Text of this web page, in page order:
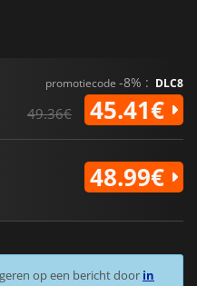
promotiecode -8% : DLC8
49.36€ 45.41€
48.99€
op een bericht door in